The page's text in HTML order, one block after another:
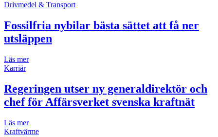
Drivmedel & Transport
Fossilfria nybilar bästa sättet att få ner
utsläppen
Läs mer
Karriär
Regeringen utser ny generaldirektör och
chef för Affärsverket svenska kraftnät
Läs mer
Kraftvärme